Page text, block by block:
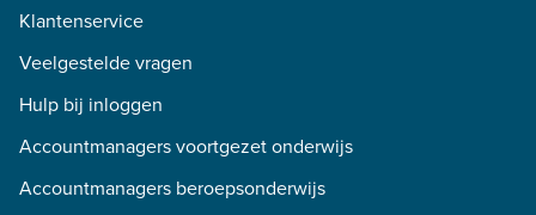
Klantenservice
Veelgestelde vragen
Hulp bij inloggen
Accountmanagers voortgezet onderwijs
Accountmanagers beroepsonderwijs